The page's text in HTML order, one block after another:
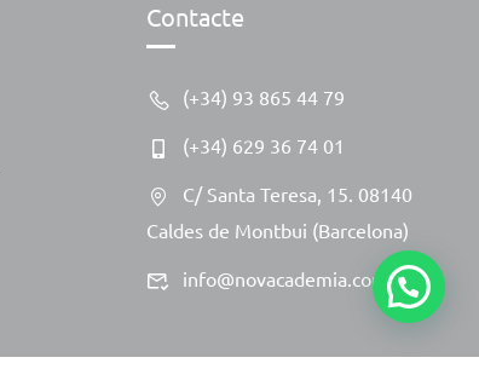
Contacte
(+34) 93 865 44 79
(+34) 629 36 74 01
C/ Santa Teresa, 15. 08140
Caldes de Montbui (Barcelona)
info@novacademia.com